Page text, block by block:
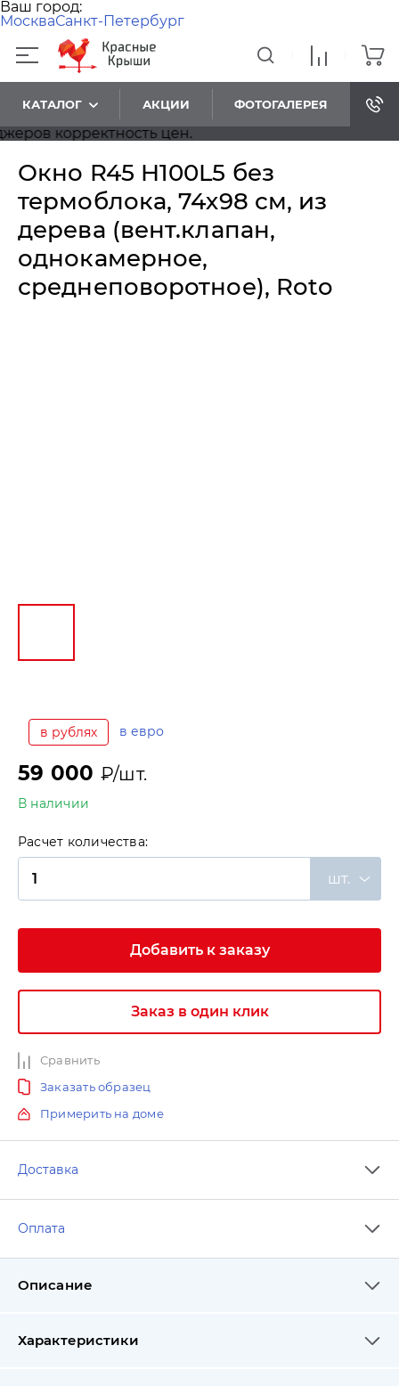
Ваш город:
МоскваСанкт-Петербург
КАТАЛОГ АКЦИИ ФОТОГАЛЕРЕЯ
корректность цен.
Окно R45 H100L5 без
термоблока, 74х98 см, из
дерева (вент.клапан,
однокамерное,
среднеповоротное), Roto
в рублях в евро
59 000 ₽/шт.
В наличии
Расчет количества:
шт.
Добавить к заказу
Заказ в один клик
Сравнить
Заказать образец
Примерить на доме
Доставка
Оплата
Описание
Характеристики